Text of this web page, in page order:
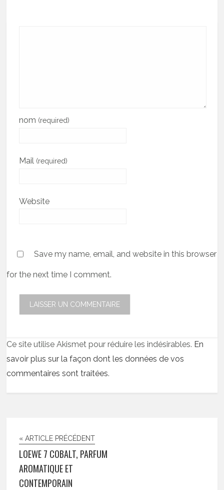
nom (required)
Mail (required)
Website
Save my name, email, and website in this browser
for the next time I comment.
Ce site utilise Akismet pour réduire les indésirables. En
savoir plus sur la façon dont les données de vos
commentaires sont traitées.
« ARTICLE PRÉCÉDENT
LOEWE 7 COBALT, PARFUM
AROMATIQUE ET
CONTEMPORAIN